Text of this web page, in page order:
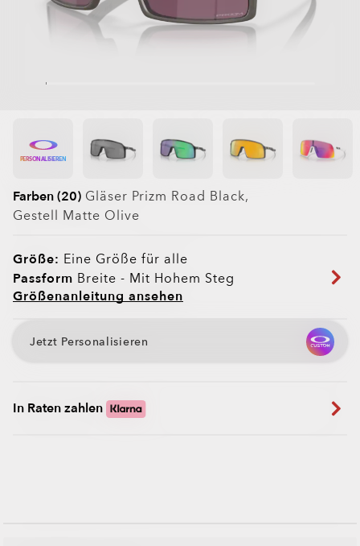
PERSONALISIEREN
Farben (20) Gläser Prizm Road Black,
Gestell Matte Olive
Größe: Eine Größe für alle
Passform Breite - Mit Hohem Steg
Größenanleitung ansehen
Jetzt Personalisieren
In Raten zahlen